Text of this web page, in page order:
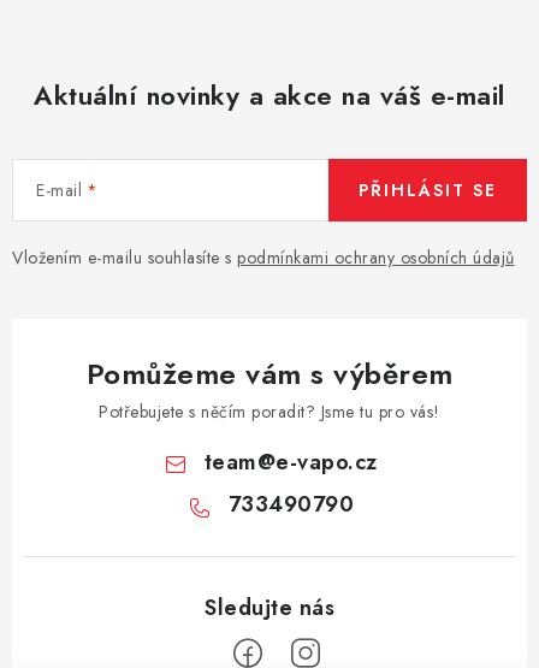
Aktuální novinky a akce na váš e-mail
E-mail
Vložením e-mailu souhlasíte s podmínkami ochrany osobních údajů
PŘIHLÁSIT SE
Pomůžeme vám s výběrem
Potřebujete s něčím poradit? Jsme tu pro vás!
team@e-vapo.cz
733490790